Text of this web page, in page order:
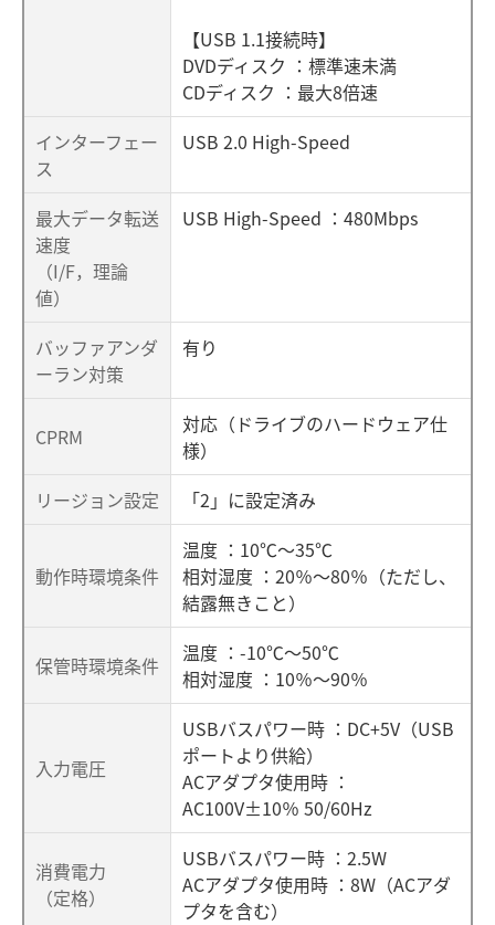
【USB 1.1接続時】
DVDディスク ：標準速未満
CDディスク ：最大8倍速
インターフェー
ス
USB 2.0 High-Speed
最大データ転送
速度
（I/F，理論
値）
USB High-Speed ：480Mbps
バッファアンダ
ーラン対策
有り
CPRM
対応（ドライブのハードウェア仕
様）
リージョン設定
「2」に設定済み
動作時環境条件
温度 ：10℃～35℃
相対湿度 ：20％～80％（ただし、
結露無きこと）
保管時環境条件
温度 ：-10℃～50℃
相対湿度 ：10％～90％
入力電圧
USBバスパワー時 ：DC+5V（USB
ポートより供給）
ACアダプタ使用時 ：
AC100V±10％ 50/60Hz
消費電力
（定格）
USBバスパワー時 ：2.5W
ACアダプタ使用時 ：8W（ACアダ
プタを含む）